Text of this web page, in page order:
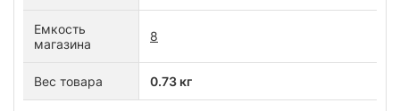
Емкость
магазина
8
Вес товара 0.73 кг